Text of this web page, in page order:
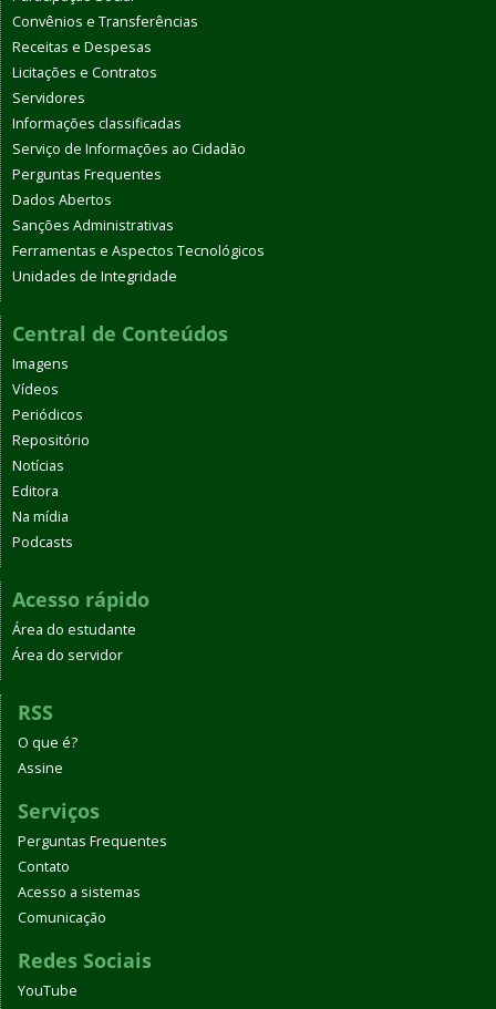
Convênios e Transferências
Receitas e Despesas
Licitações e Contratos
Servidores
Informações classificadas
Serviço de Informações ao Cidadão
Perguntas Frequentes
Dados Abertos
Sanções Administrativas
Ferramentas e Aspectos Tecnológicos
Unidades de Integridade
Central de Conteúdos
Imagens
Vídeos
Periódicos
Repositório
Notícias
Editora
Na mídia
Podcasts
Acesso rápido
Área do estudante
Área do servidor
RSS
O que é?
Assine
Serviços
Perguntas Frequentes
Contato
Acesso a sistemas
Comunicação
Redes Sociais
YouTube